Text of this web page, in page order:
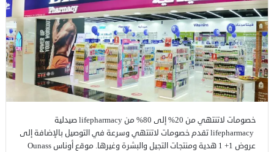
خصومات لاتنتهي من 20% إلى 80% من lifepharmacy صيدلية
lifepharmacy تقدم خصومات لاتنتهي وسرعة في التوصيل بالإضافة إلى
عروض 1+ 1 هدية ومنتجات التجيل والبشرة وغيرها. موقع أوناس Ounass